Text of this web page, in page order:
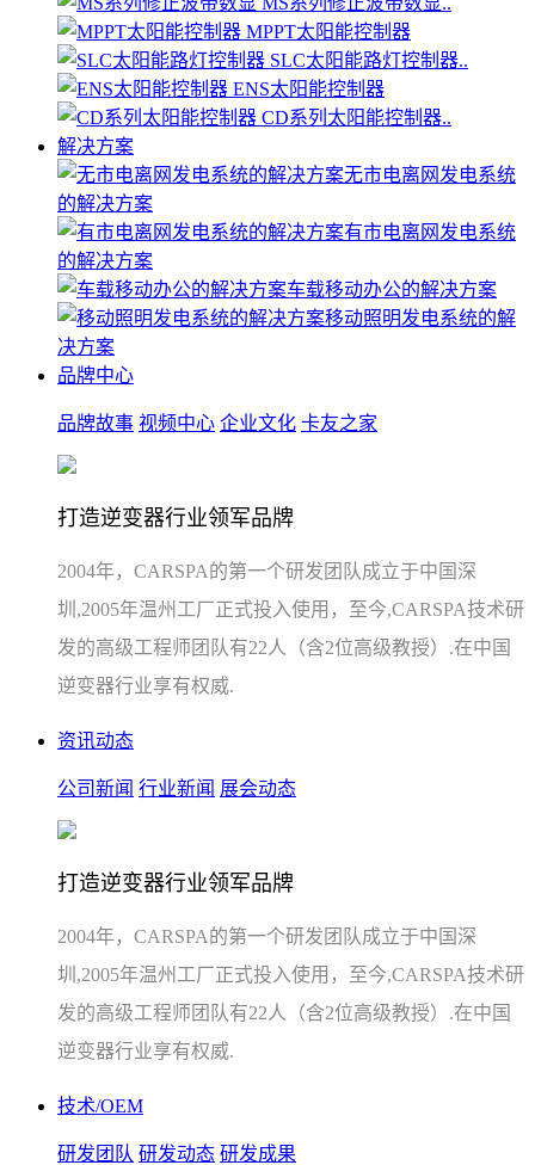
MPPT太阳能控制器
SLC太阳能路灯控制器..
ENS太阳能控制器
CD系列太阳能控制器..
解决方案
无市电离网发电系统
的解决方案
有市电离网发电系统
的解决方案
车载移动办公的解决方案
移动照明发电系统的解
决方案
品牌中心
品牌故事 视频中心 企业文化 卡友之家
打造逆变器行业领军品牌
2004年，CARSPA的第一个研发团队成立于中国深
圳,2005年温州工厂正式投入使用，至今,CARSPA技术研
发的高级工程师团队有22人（含2位高级教授）.在中国
逆变器行业享有权威.
资讯动态
公司新闻 行业新闻 展会动态
打造逆变器行业领军品牌
2004年，CARSPA的第一个研发团队成立于中国深
圳,2005年温州工厂正式投入使用，至今,CARSPA技术研
发的高级工程师团队有22人（含2位高级教授）.在中国
逆变器行业享有权威.
技术/OEM
研发团队 研发动态 研发成果